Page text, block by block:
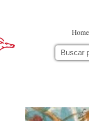
Home